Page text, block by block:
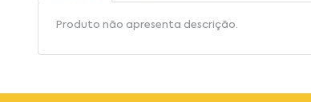
Produto não apresenta descrição.